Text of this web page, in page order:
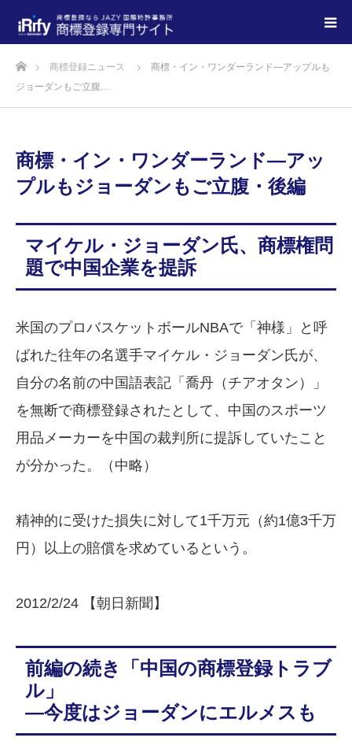
商標登録ニュース
商標・イン・ワンダーランド—アップルも
ジョーダンもご立腹…
商標・イン・ワンダーランド—アッ
プルもジョーダンもご立腹・後編
マイケル・ジョーダン氏、商標権問
題で中国企業を提訴
米国のプロバスケットボールNBAで「神様」と呼
ばれた往年の名選手マイケル・ジョーダン氏が、
自分の名前の中国語表記「喬丹（チアオタン）」
を無断で商標登録されたとして、中国のスポーツ
用品メーカーを中国の裁判所に提訴していたこと
が分かった。（中略）
精神的に受けた損失に対して1千万元（約1億3千万
円）以上の賠償を求めているという。
2012/2/24 【朝日新聞】
前編の続き「中国の商標登録トラブ
ル」
—今度はジョーダンにエルメスも